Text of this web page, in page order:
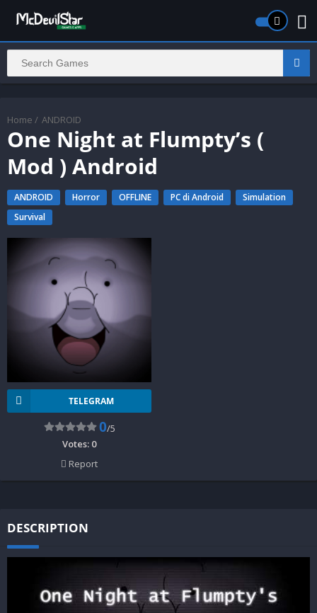
Home / ANDROID
One Night at Flumpty’s (
Mod ) Android
ANDROID Horror OFFLINE PC di Android
Simulation
Survival
TELEGRAM
0/5
Votes: 0
Report
DESCRIPTION